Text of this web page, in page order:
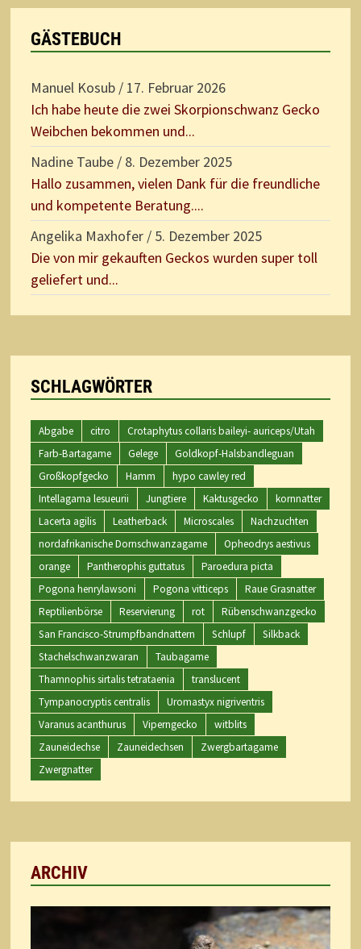
GÄSTEBUCH
Manuel Kosub/ 17. Februar 2026
Ich habe heute die zwei Skorpionschwanz Gecko
Weibchen bekommen und...
Nadine Taube/ 8. Dezember 2025
Hallo zusammen, vielen Dank für die freundliche
und kompetente Beratung....
Angelika Maxhofer/ 5. Dezember 2025
Die von mir gekauften Geckos wurden super toll
geliefert und...
SCHLAGWÖRTER
Abgabe citro
Crotaphytus collaris baileyi- auriceps/Utah
Farb-Bartagame
Gelege
Goldkopf-Halsbandleguan
Großkopfgecko
Hamm
hypo cawley red
Intellagama lesueurii
Jungtiere Kaktusgecko
kornnatter
Lacerta agilis
Leatherback Microscales
Nachzuchten
nordafrikanische Dornschwanzagame
Opheodrys aestivus
orange
Pantherophis guttatus
Paroedura picta
Pogona henrylawsoni
Pogona vitticeps
Raue Grasnatter
Reptilienbörse
Reservierung rot
Rübenschwanzgecko
San Francisco-Strumpfbandnattern
Schlupf
Silkback
Stachelschwanzwaran
Taubagame
Thamnophis sirtalis tetrataenia
translucent
Tympanocryptis centralis
Uromastyx nigriventris
Varanus acanthurus
Viperngecko
witblits
Zauneidechse
Zauneidechsen
Zwergbartagame
Zwergnatter
ARCHIV